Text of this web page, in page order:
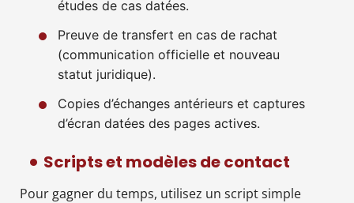
études de cas datées.
Preuve de transfert en cas de rachat
(communication officielle et nouveau
statut juridique).
Copies d’échanges antérieurs et captures
d’écran datées des pages actives.
Scripts et modèles de contact
Pour gagner du temps, utilisez un script simple